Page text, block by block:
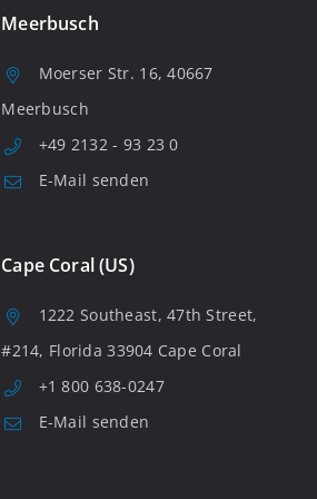
Meerbusch
Moerser Str. 16, 40667
Meerbusch
+49 2132 - 93 23 0
E-Mail senden
Cape Coral (US)
1222 Southeast, 47th Street,
#214, Florida 33904 Cape Coral
+1 800 638-0247
E-Mail senden